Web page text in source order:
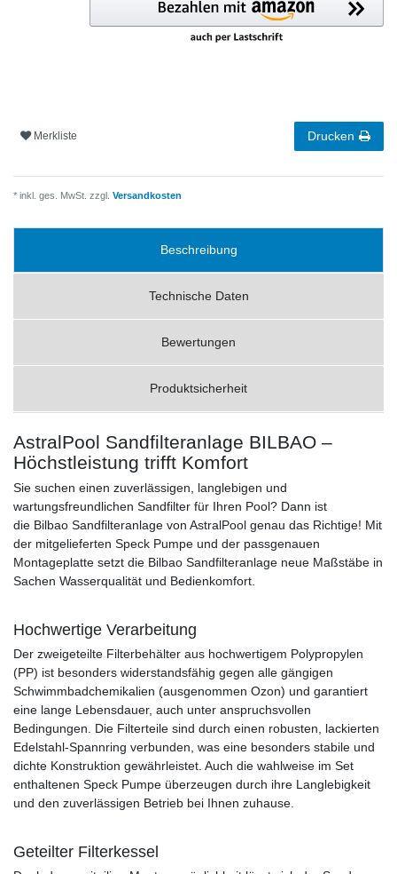
Merkliste Drucken
* inkl. ges. MwSt. zzgl. Versandkosten
Beschreibung
Technische Daten
Bewertungen
Produktsicherheit
AstralPool Sandfilteranlage BILBAO –
Höchstleistung trifft Komfort
Sie suchen einen zuverlässigen, langlebigen und
wartungsfreundlichen Sandfilter für Ihren Pool? Dann ist
die Bilbao Sandfilteranlage von AstralPool genau das Richtige! Mit
der mitgelieferten Speck Pumpe und der passgenauen
Montageplatte setzt die Bilbao Sandfilteranlage neue Maßstäbe in
Sachen Wasserqualität und Bedienkomfort.
Hochwertige Verarbeitung
Der zweigeteilte Filterbehälter aus hochwertigem Polypropylen
(PP) ist besonders widerstandsfähig gegen alle gängigen
Schwimmbadchemikalien (ausgenommen Ozon) und garantiert
eine lange Lebensdauer, auch unter anspruchsvollen
Bedingungen. Die Filterteile sind durch einen robusten, lackierten
Edelstahl-Spannring verbunden, was eine besonders stabile und
dichte Konstruktion gewährleistet. Auch die wahlweise im Set
enthaltenen Speck Pumpe überzeugen durch ihre Langlebigkeit
und den zuverlässigen Betrieb bei Ihnen zuhause.
Geteilter Filterkessel